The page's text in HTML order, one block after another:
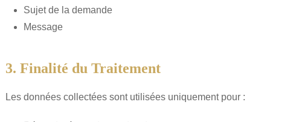
Sujet de la demande
Message
3. Finalité du Traitement
Les données collectées sont utilisées uniquement pour :